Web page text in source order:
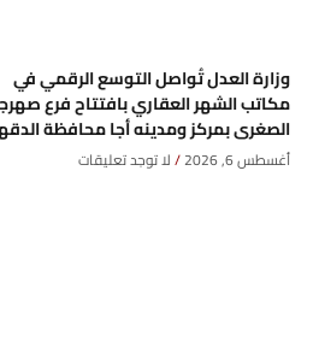
وزارة العدل تُواصل التوسع الرقمي في
مكاتب الشهر العقاري بافتتاح فرع
الصغرى بمركز ومدينه أجا محافظة
أغسطس 6, 2026 لا توجد تعليقات